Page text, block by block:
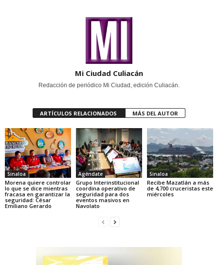
Mi Ciudad Culiacán
Redacción de periódico Mi Ciudad, edición Culiacán.
ARTÍCULOS RELACIONADOS MÁS DEL AUTOR
Sinaloa
Morena quiere controlar
lo que se dice mientras
fracasa en garantizar la
seguridad: César
Emiliano Gerardo
Agéndate
Grupo Interinstitucional
coordina operativo de
seguridad para dos
eventos masivos en
Navolato
Sinaloa
Recibe Mazatlán a más
de 4,700 cruceristas este
miércoles